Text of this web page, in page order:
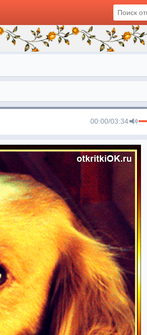
00:00/03:34